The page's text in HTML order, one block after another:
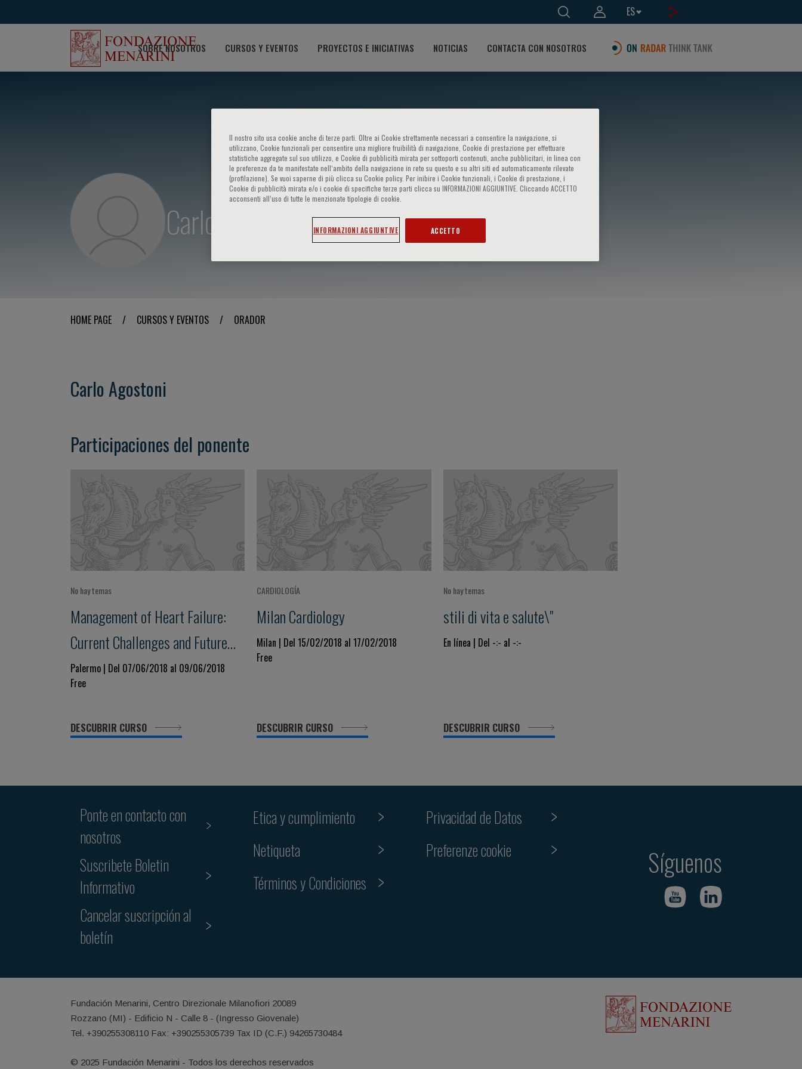
ES
SOBRE NOSOTROS CURSOS Y EVENTOS PROYECTOS E INICIATIVAS NOTICIAS CONTACTA CON NOSOTROS
Carlo Agostoni
HOME PAGE / CURSOS Y EVENTOS / ORADOR
Carlo Agostoni
Participaciones del ponente
No hay temas
Management of Heart Failure:
Current Challenges and Future
Perspectives
Palermo | Del 07/06/2018 al 09/06/2018
Free
DESCUBRIR CURSO
CARDIOLOGÍA
Milan Cardiology
Milan | Del 15/02/2018 al 17/02/2018
Free
DESCUBRIR CURSO
No hay temas
stili di vita e salute\"
En línea | Del -:- al -:-
DESCUBRIR CURSO
Ponte en contacto con
nosotros
Suscribete Boletin
Informativo
Cancelar suscripción al
boletín
Etica y cumplimiento
Netiqueta
Términos y Condiciones
Privacidad de Datos
Preferenze cookie
Síguenos
Fundación Menarini, Centro Direzionale Milanofiori 20089
Rozzano (MI) - Edificio N - Calle 8 - (Ingresso Giovenale)
Tel. +390255308110 Fax: +390255305739 Tax ID (C.F.) 94265730484
© 2025 Fundación Menarini - Todos los derechos reservados
Il nostro sito usa cookie anche di terze parti. Oltre ai Cookie strettamente necessari a consentire la navigazione, si
utilizzano, Cookie funzionali per consentire una migliore fruibilità di navigazione, Cookie di prestazione per effettuare
statistiche aggregate sul suo utilizzo, e Cookie di pubblicità mirata per sottoporti contenuti, anche pubblicitari, in linea con
le preferenze da te manifestate nell‘ambito della navigazione in rete su questo e su altri siti ed automaticamente rilevate
(profilazione). Se vuoi saperne di più clicca su Cookie policy. Per inibire i Cookie funzionali, i Cookie di prestazione, i
Cookie di pubblicità mirata e/o i cookie di specifiche terze parti clicca su INFORMAZIONI AGGIUNTIVE. Cliccando ACCETTO
acconsenti all’uso di tutte le menzionate tipologie di cookie.
INFORMAZIONI AGGIUNTIVE ACCETTO